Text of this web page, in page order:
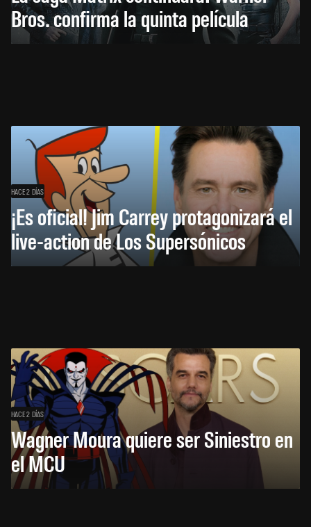
Bros. confirma la quinta película
HACE 2 DÍAS
¡Es oficial! Jim Carrey protagonizará el
live-action de Los Supersónicos
HACE 2 DÍAS
Wagner Moura quiere ser Siniestro en
el MCU